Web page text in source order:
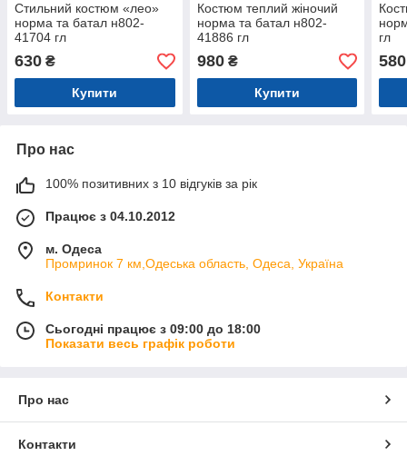
Стильний костюм «лео»
норма та батал н802-
41704 гл
630 ₴
Купити
Костюм теплий жіночий
норма та батал н802-
41886 гл
980₴
Купити
гл
580
Про нас
100% позитивних з 10 відгуків за рік
Працює з 04.10.2012
м. Одеса
Промринок 7 км,Одеська область, Одеса, Україна
Контакти
Сьогодні працює з 09:00 до 18:00
Показати весь графік роботи
Про нас
Контакти